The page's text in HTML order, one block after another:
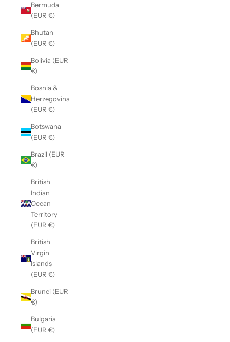
Bermuda
(EUR €)
Bhutan
(EUR €)
Bolivia (EUR
€)
Bosnia &
Herzegovina
(EUR €)
Botswana
(EUR €)
Brazil (EUR
€)
British
Indian
Ocean
Territory
(EUR €)
British
Virgin
Islands
(EUR €)
Brunei (EUR
€)
Bulgaria
(EUR €)